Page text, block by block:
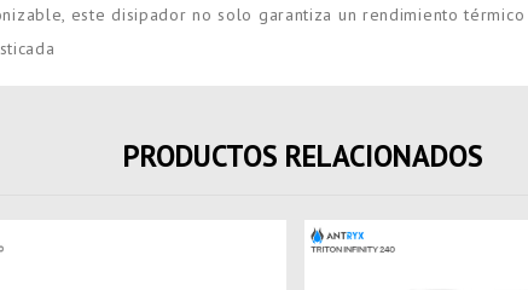
este disipador no solo garantiza un rendimiento
PRODUCTOS RELACIONADOS